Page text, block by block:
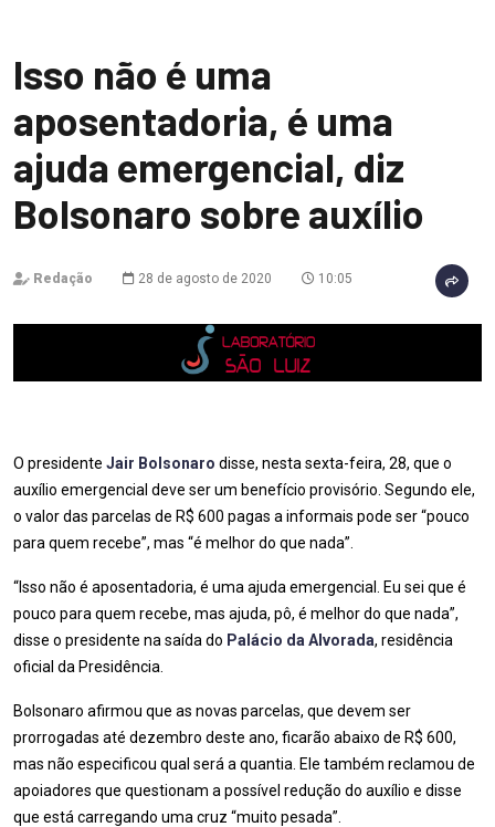
Isso não é uma
aposentadoria, é uma
ajuda emergencial, diz
Bolsonaro sobre auxílio
Redação 28 de agosto de 2020 10:05
O presidente Jair Bolsonaro disse, nesta sexta-feira, 28, que o
auxílio emergencial deve ser um benefício provisório. Segundo ele,
o valor das parcelas de R$ 600 pagas a informais pode ser “pouco
para quem recebe”, mas “é melhor do que nada”.
“Isso não é aposentadoria, é uma ajuda emergencial. Eu sei que é
pouco para quem recebe, mas ajuda, pô, é melhor do que nada”,
disse o presidente na saída do Palácio da Alvorada, residência
oficial da Presidência.
Bolsonaro afirmou que as novas parcelas, que devem ser
prorrogadas até dezembro deste ano, ficarão abaixo de R$ 600,
mas não especificou qual será a quantia. Ele também reclamou de
apoiadores que questionam a possível redução do auxílio e disse
que está carregando uma cruz “muito pesada”.